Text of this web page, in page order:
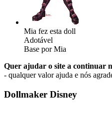
Mia fez esta doll
Adotável
Base por Mia
Quer ajudar o site a continuar
- qualquer valor ajuda e nós
Dollmaker Disney